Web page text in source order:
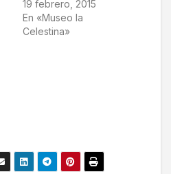
19 febrero, 2015
En «Museo la
Celestina»